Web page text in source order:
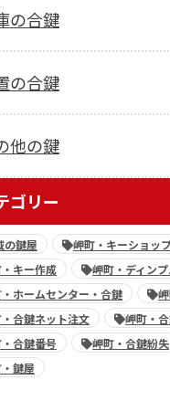
の合鍵
の合鍵
他の鍵
ゴリー
の鍵屋
岬町・キーショッ
キー作成
岬町・ディン
ホームセンター・合鍵
合鍵ネット注文
岬町・
合鍵番号
岬町・合鍵紛失
鍵屋